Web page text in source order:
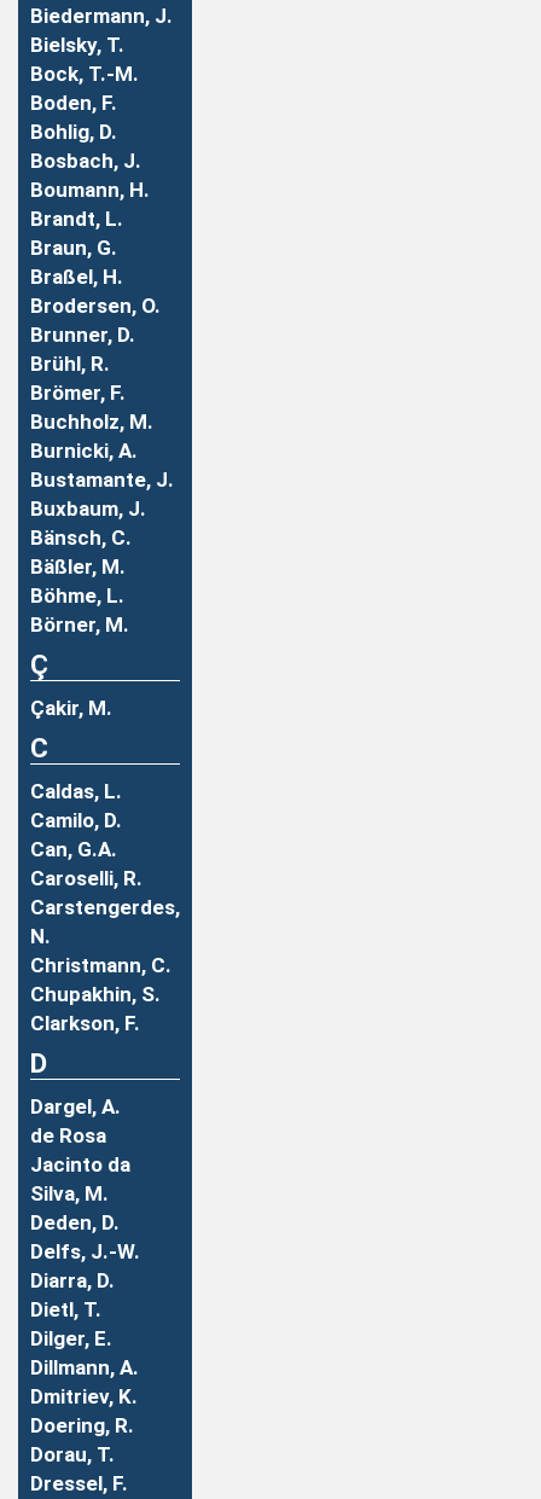
Biedermann, J.
Bielsky, T.
Bock, T.-M.
Boden, F.
Bohlig, D.
Bosbach, J.
Boumann, H.
Brandt, L.
Braun, G.
Braßel, H.
Brodersen, O.
Brunner, D.
Brühl, R.
Brömer, F.
Buchholz, M.
Burnicki, A.
Bustamante, J.
Buxbaum, J.
Bänsch, C.
Bäßler, M.
Böhme, L.
Börner, M.
Ç
Çakir, M.
C
Caldas, L.
Camilo, D.
Can, G.A.
Caroselli, R.
Carstengerdes,
N.
Christmann, C.
Chupakhin, S.
Clarkson, F.
D
Dargel, A.
de Rosa
Jacinto da
Silva, M.
Deden, D.
Delfs, J.-W.
Diarra, D.
Dietl, T.
Dilger, E.
Dillmann, A.
Dmitriev, K.
Doering, R.
Dorau, T.
Dressel, F.